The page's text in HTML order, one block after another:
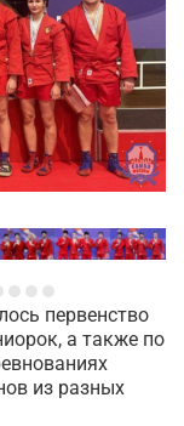
первенство
а также по
из разных